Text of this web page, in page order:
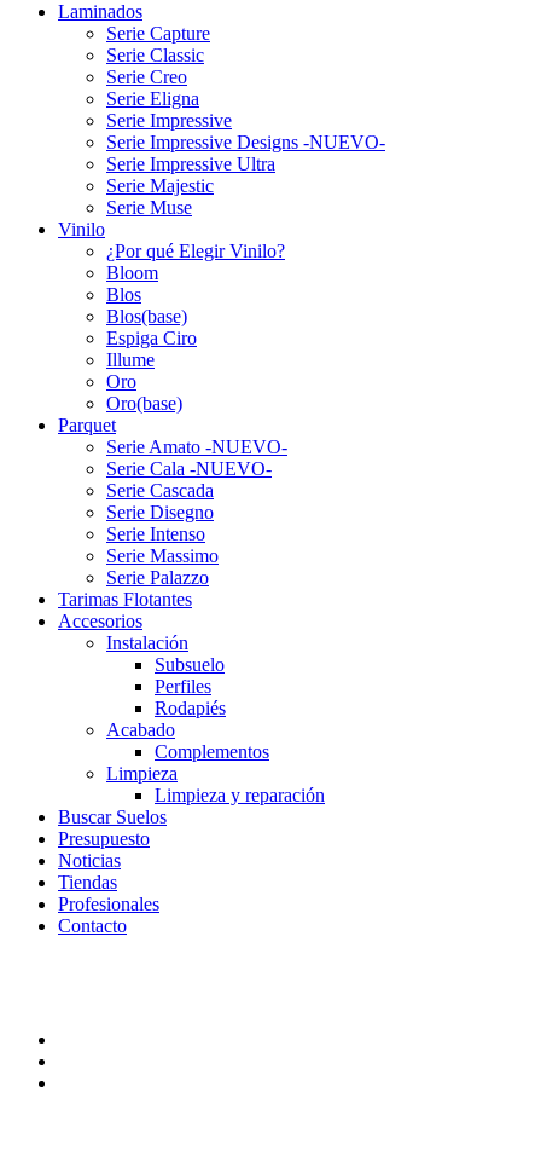
Laminados
Serie Capture
Serie Classic
Serie Creo
Serie Eligna
Serie Impressive
Serie Impressive Designs -NUEVO-
Serie Impressive Ultra
Serie Majestic
Serie Muse
Vinilo
¿Por qué Elegir Vinilo?
Bloom
Blos
Blos(base)
Espiga Ciro
Illume
Oro
Oro(base)
Parquet
Serie Amato -NUEVO-
Serie Cala -NUEVO-
Serie Cascada
Serie Disegno
Serie Intenso
Serie Massimo
Serie Palazzo
Tarimas Flotantes
Accesorios
Instalación
Subsuelo
Perfiles
Rodapiés
Acabado
Complementos
Limpieza
Limpieza y reparación
Buscar Suelos
Presupuesto
Noticias
Tiendas
Profesionales
Contacto